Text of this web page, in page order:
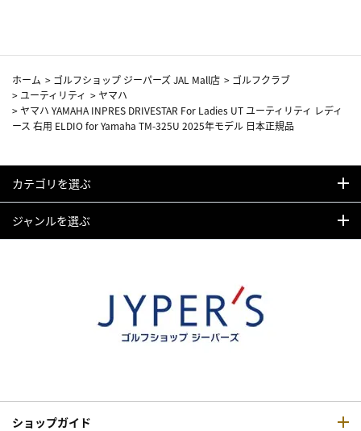
ホーム > ゴルフショップ ジーパーズ JAL Mall店 > ゴルフクラブ
> ユーティリティ >ヤマハ
>ヤマハ YAMAHA INPRES DRIVESTAR For Ladies UT ユーティリティ レディ
ース 右用 ELDIO for Yamaha TM-325U 2025年モデル 日本正規品
カテゴリを選ぶ
ジャンルを選ぶ
ショップガイド